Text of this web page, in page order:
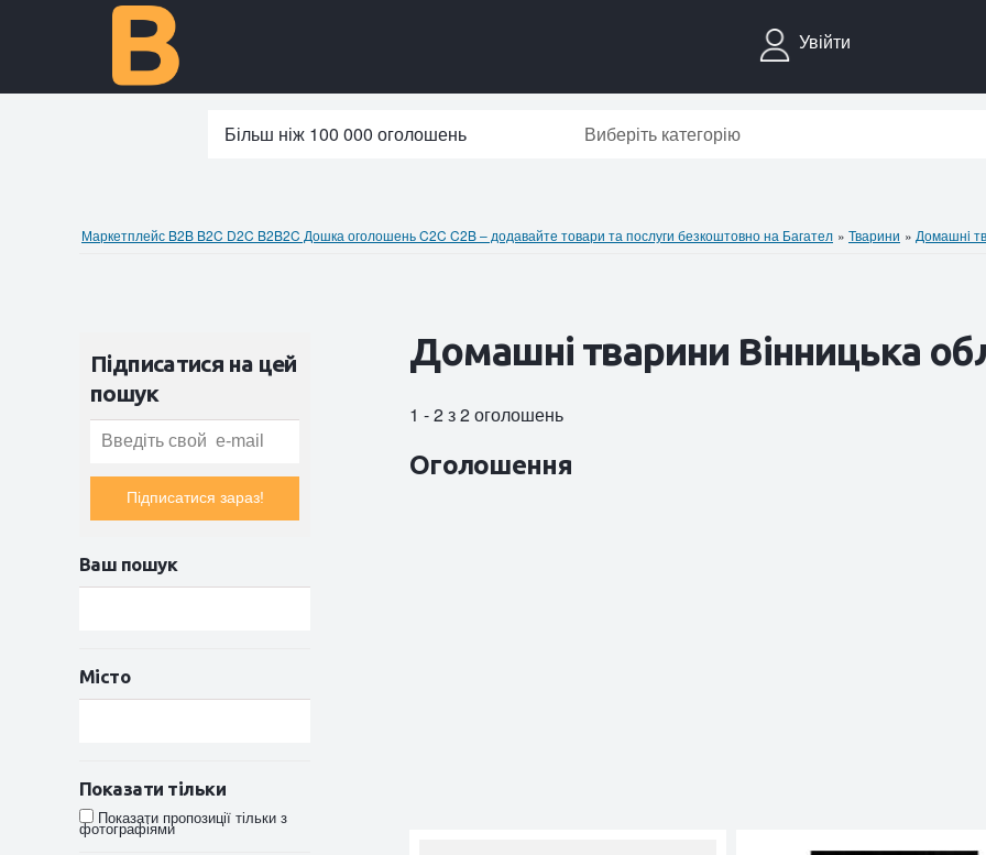
Увійти
Більш ніж 100 000 оголошень Виберіть категорію
Маркетплейс B2B B2C D2C B2B2C Дошка оголошень C2C C2B – додавайте товари та послуги безкоштовно на Багател » Тварини » Домашнi
Підписатися на цей
пошук
Підписатися зараз!
Ваш пошук
Місто
Показати тільки
Показати пропозиції тільки з
фотографіями
Домашнi тварини Вінницька
1 - 2 з 2 оголошень
Оголошення